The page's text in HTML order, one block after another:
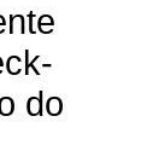
do